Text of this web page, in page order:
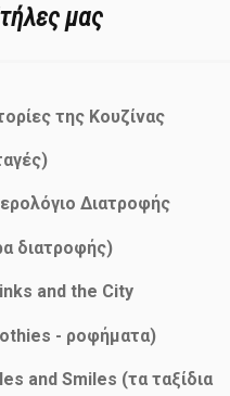
μας
της Κουζίνας
Διατροφής
διατροφής)
and the City
- ροφήματα)
and Smiles (τα ταξίδια